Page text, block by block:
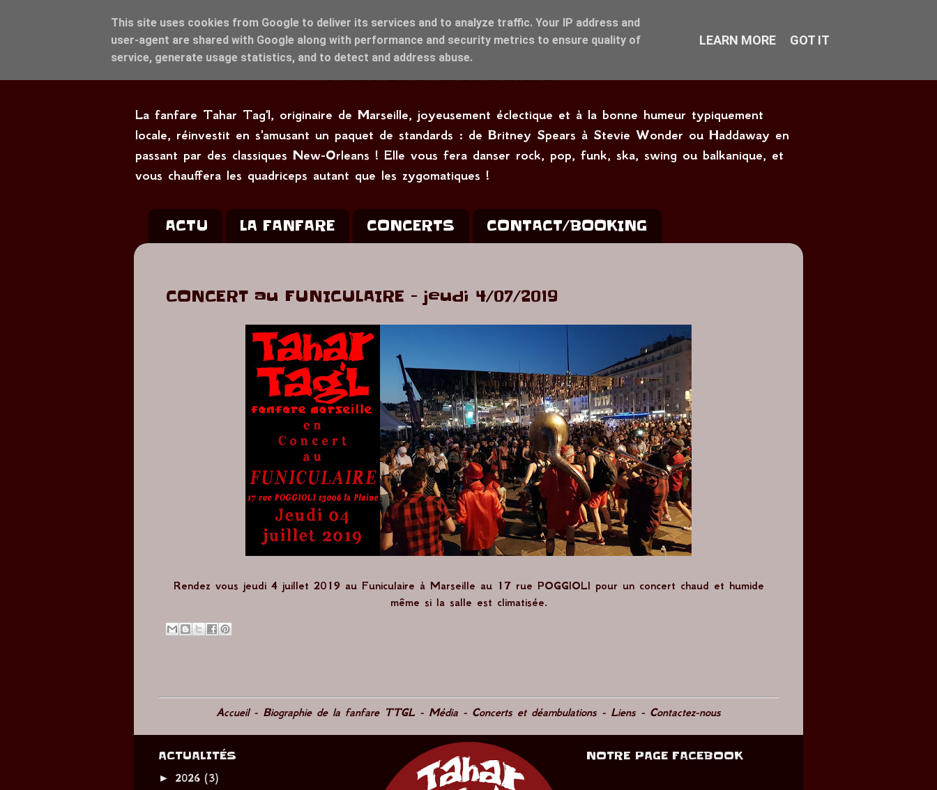
La fanfare Tahar Tag'l, originaire de Marseille, joyeusement éclectique et à la bonne humeur typiquement
locale, réinvestit en s'amusant un paquet de standards : de Britney Spears à Stevie Wonder ou Haddaway en
passant par des classiques New-Orleans ! Elle vous fera danser rock, pop, funk, ska, swing ou balkanique, et
vous chauffera les quadriceps autant que les zygomatiques !
ACTU LA FANFARE CONCERTS CONTACT/BOOKING
CONCERT au FUNICULAIRE - jeudi 4/07/2019
Rendez vous jeudi 4 juillet 2019 au Funiculaire à Marseille au 17 rue POGGIOLI pour un concert chaud et humide
même si la salle est climatisée.
Accueil- Biographie de la fanfare TTGL - Média - Concerts et déambulations - Liens - Contactez-nous
ACTUALITÉS
► 2026 (3)
NOTRE PAGE FACEBOOK
This site uses cookies from Google to deliver its services and to analyze traffic. Your IP address and
user-agent are shared with Google along with performance and security metrics to ensure quality of
service, generate usage statistics, and to detect and address abuse.
LEARN MORE GOT IT